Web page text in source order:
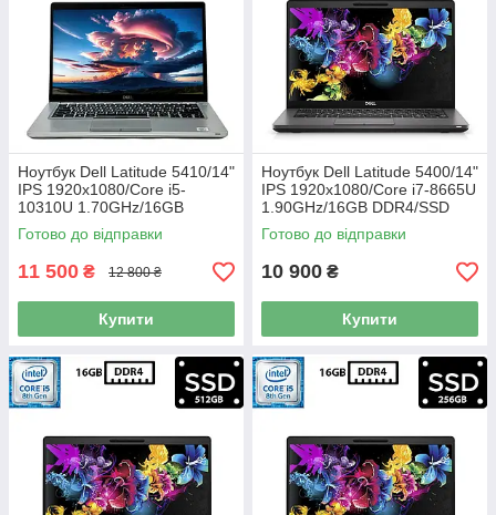
Ноутбук Dell Latitude 5410/14"
IPS 1920x1080/Core i5-
10310U 1.70GHz/16GB
DDR4/SSD 256GB/Intel UHD
Graphics/Камера Б/В
Готово до відправки
11 500 ₴ 12 800 ₴
Купити
Ноутбук Dell Latitude 5400/14"
IPS 1920x1080/Core i7-8665U
1.90GHz/16GB DDR4/SSD
256GB/UHD Graphics 620/
Камера Б/В
Готово до відправки
10 900 ₴
Купити